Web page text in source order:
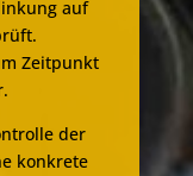
auf
Zeitpunkt
der
konkrete